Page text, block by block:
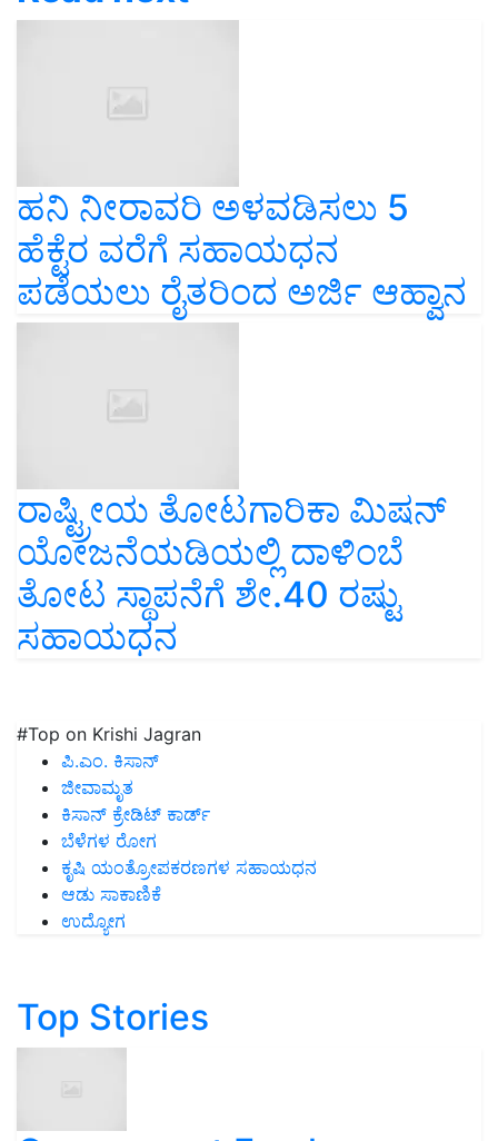
ಹನಿ ನೀರಾವರಿ ಅಳವಡಿಸಲು 5
ಹೆಕ್ಟೆರ ವರೆಗೆ ಸಹಾಯಧನ
ಪಡೆಯಲು ರೈತರಿಂದ ಅರ್ಜಿ ಆಹ್ವಾನ
ರಾಷ್ಟ್ರೀಯ ತೋಟಗಾರಿಕಾ ಮಿಷನ್
ಯೋಜನೆಯಡಿಯಲ್ಲಿ ದಾಳಿಂಬೆ
ತೋಟ ಸ್ಥಾಪನೆಗೆ ಶೇ.40 ರಷ್ಟು
ಸಹಾಯಧನ
#Top on Krishi Jagran
ಪಿ.ಎಂ. ಕಿಸಾನ್
ಜೀವಾಮೃತ
ಕಿಸಾನ್ ಕ್ರೇಡಿಟ್ ಕಾರ್ಡ್
ಬೆಳೆಗಳ ರೋಗ
ಕೃಷಿ ಯಂತ್ರೋಪಕರಣಗಳ ಸಹಾಯಧನ
ಆಡು ಸಾಕಾಣಿಕೆ
ಉದ್ಯೋಗ
Top Stories